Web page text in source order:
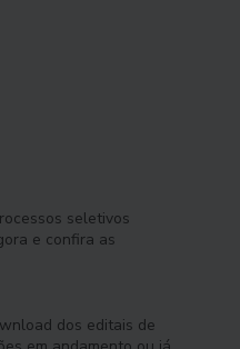
seletivos
e confira as
dos editais de